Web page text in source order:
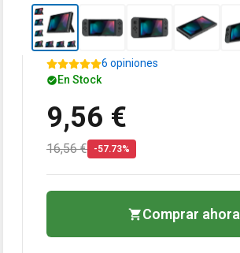
6 opiniones
En Stock
9,56 €
16,56 € -57.73%
Comprar ahora